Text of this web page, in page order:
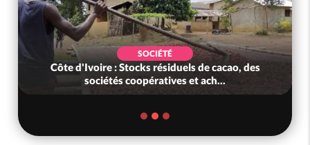
SOCIÉTÉ
Côte d'Ivoire : Stocks résiduels de cacao, des
sociétés coopératives et ach...